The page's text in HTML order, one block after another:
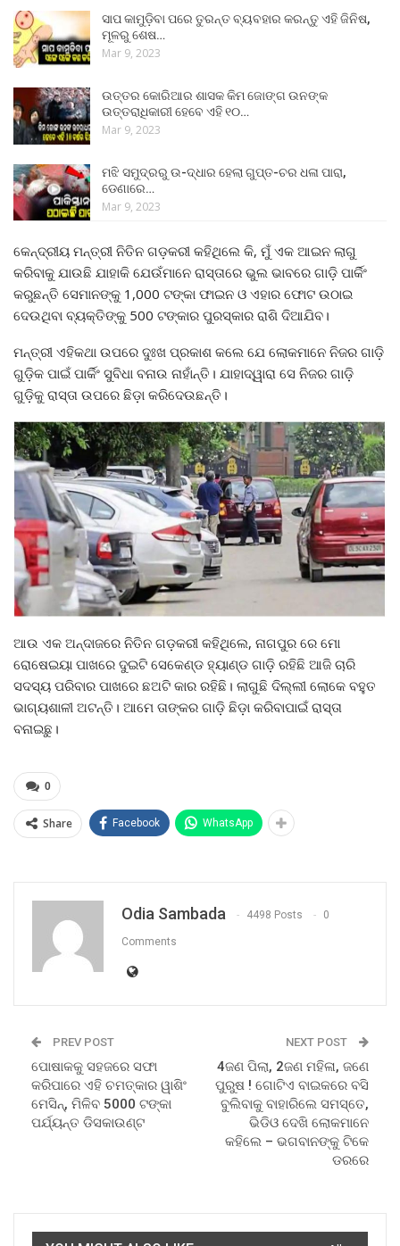
ସାପ କାମୁଡ଼ିବା ପରେ ତୁରନ୍ତ ବ୍ୟବହାର କରନ୍ତୁ ଏହି ଜିନିଷ,
ମୂଳରୁ ଶେଷ…
Mar 9, 2023
ଉତ୍ତର କୋରିଆର ଶାସକ କିମ ଜୋଙ୍ଗ ଉନଙ୍କ
ଉତ୍ତରାଧିକାରୀ ହେବେ ଏହି ୧୦…
Mar 9, 2023
ମଝି ସମୁଦ୍ରରୁ ଉ-ଦ୍ଧାର ହେଲା ଗୁପ୍ତ-ଚର ଧଳା ପାରା,
ଡେଣାରେ…
Mar 9, 2023
କେନ୍ଦ୍ରୀୟ ମନ୍ତ୍ରୀ ନିତିନ ଗଡ଼କରୀ କହିଥିଲେ କି, ମୁଁ ଏକ ଆଇନ ଲାଗୁ
କରିବାକୁ ଯାଉଛି ଯାହାକି ଯେଉଁମାନେ ରାସ୍ତାରେ ଭୁଲ ଭାବରେ ଗାଡ଼ି ପାର୍କିଂ
କରୁଛନ୍ତି ସେମାନଙ୍କୁ 1,000 ଟଙ୍କା ଫାଇନ ଓ ଏହାର ଫୋଟ ଉଠାଇ
ଦେଉଥିବା ବ୍ୟକ୍ତିଙ୍କୁ 500 ଟଙ୍କାର ପୁରସ୍କାର ରାଶି ଦିଆଯିବ।
ମନ୍ତ୍ରୀ ଏହିକଥା ଉପରେ ଦୁଃଖ ପ୍ରକାଶ କଲେ ଯେ ଲୋକମାନେ ନିଜର ଗାଡ଼ି
ଗୁଡ଼ିକ ପାଇଁ ପାର୍କିଂ ସୁବିଧା ବନାଉ ନାହାଁନ୍ତି। ଯାହାଦ୍ୱାରା ସେ ନିଜର ଗାଡ଼ି
ଗୁଡ଼ିକୁ ରାସ୍ତା ଉପରେ ଛିଡ଼ା କରିଦେଉଛନ୍ତି।
ଆଉ ଏକ ଅନ୍ଦାଜରେ ନିତିନ ଗଡ଼କରୀ କହିଥିଲେ, ନାଗପୁର ରେ ମୋ
ରୋଷେଇୟା ପାଖରେ ଦୁଇଟି ସେକେଣ୍ଡ ହ୍ୟାଣ୍ଡ ଗାଡ଼ି ରହିଛି ଆଜି ଚାରି
ସଦସ୍ୟ ପରିବାର ପାଖରେ ଛଅଟି କାର ରହିଛି। ଲାଗୁଛି ଦିଲ୍ଲୀ ଲୋକେ ବହୁତ
ଭାଗ୍ୟଶାଳୀ ଅଟନ୍ତି। ଆମେ ତାଙ୍କର ଗାଡ଼ି ଛିଡ଼ା କରିବାପାଇଁ ରାସ୍ତା
ବନାଇଛୁ।
0
Share Facebook WhatsApp
Odia Sambada 4498 Posts 0
Comments
PREV POST
ପୋଷାକକୁ ସହଜରେ ସଫା
କରିପାରେ ଏହି ଚମତ୍କାର ୱାଶିଂ
ମେସିନ୍, ମିଳିବ 5000 ଟଙ୍କା
ପର୍ଯ୍ୟନ୍ତ ଡିସକାଉଣ୍ଟ
NEXT POST
4ଜଣ ପିଲା, 2ଜଣ ମହିଳା, ଜଣେ
ପୁରୁଷ ! ଗୋଟିଏ ବାଇକରେ ବସି
ବୁଲିବାକୁ ବାହାରିଲେ ସମସ୍ତେ,
ଭିଡିଓ ଦେଖି ଲୋକମାନେ
କହିଲେ – ଭଗବାନଙ୍କୁ ଟିକେ
ଡରରେ